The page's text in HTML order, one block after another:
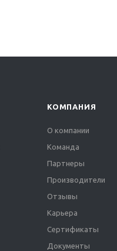
КОМПАНИЯ
О компании
Команда
Партнеры
Производители
Отзывы
Карьера
Сертификаты
Документы